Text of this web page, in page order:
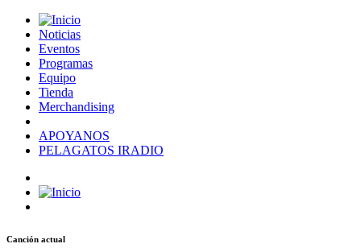
Noticias
Eventos
Programas
Equipo
Tienda
Merchandising
APOYANOS
PELAGATOS IRADIO
Canción actual